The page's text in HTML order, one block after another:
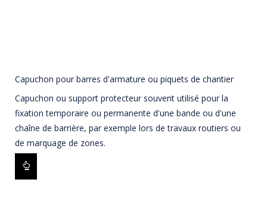
Capuchon pour barres d'armature ou piquets de chantier
Capuchon ou support protecteur souvent utilisé pour la
fixation temporaire ou permanente d'une bande ou d'une
chaîne de barrière, par exemple lors de travaux routiers ou
de marquage de zones.